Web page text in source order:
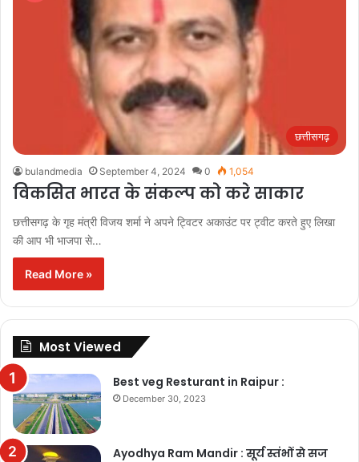
छत्तीसगढ़
bulandmedia September 4, 2024 0 1,054
विकसित भारत के संकल्प को करे साकार
छत्तीसगढ़ के गृह मंत्री विजय शर्मा ने अपने ट्विटर अकाउंट पर ट्वीट करते हुए लिखा
की आप भी भाजपा से…
Read More »
Most Viewed
Best veg Resturant in Raipur :
December 30, 2023
Ayodhya Ram Mandir : सूर्य स्तंभों से सज